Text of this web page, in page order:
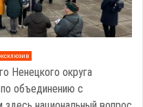
Ненецкого округа
объединению с